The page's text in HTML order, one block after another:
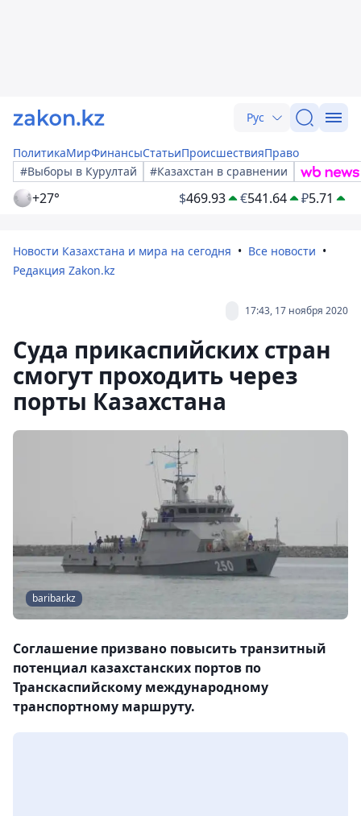
Рус
ПолитикаМирФинансыСтатьиПроисшествияПраво
#Выборы в Курултай
#Казахстан в сравнении
+27° $469.93 €541.64 ₽5.71
Новости Казахстана и мира на сегодня
Все новости
Редакция Zakon.kz
17:43, 17 ноября 2020
Суда прикаспийских стран
смогут проходить через
порты Казахстана
baribar.kz
Соглашение призвано повысить транзитный
потенциал казахстанских портов по
Транскаспийскому международному
транспортному маршруту.